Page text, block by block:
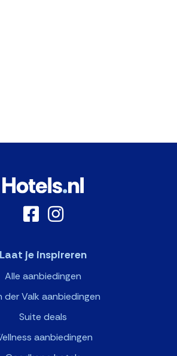
Laat je inspireren
Alle aanbiedingen
der Valk aanbiedingen
Suite deals
aanbiedingen